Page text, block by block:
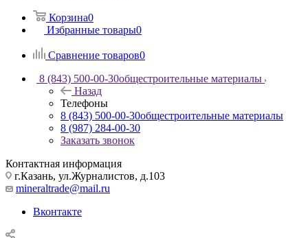
Корзина0
Избранные товары0
Сравнение товаров0
8 (843) 500-00-30общестроительные материалы
Назад
Телефоны
8 (843) 500-00-30общестроительные материалы
8 (987) 284-00-30
Заказать звонок
Контактная информация
г.Казань, ул.Журналистов, д.103
mineraltrade@mail.ru
Вконтакте